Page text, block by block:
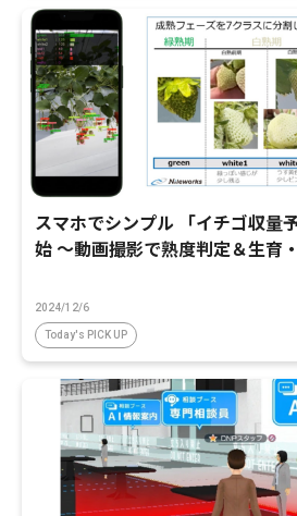
スマホでシンプル 「イチゴ収量
始 ～動画撮影で熟度判定＆生育
2024/12/6
Today's PICK UP